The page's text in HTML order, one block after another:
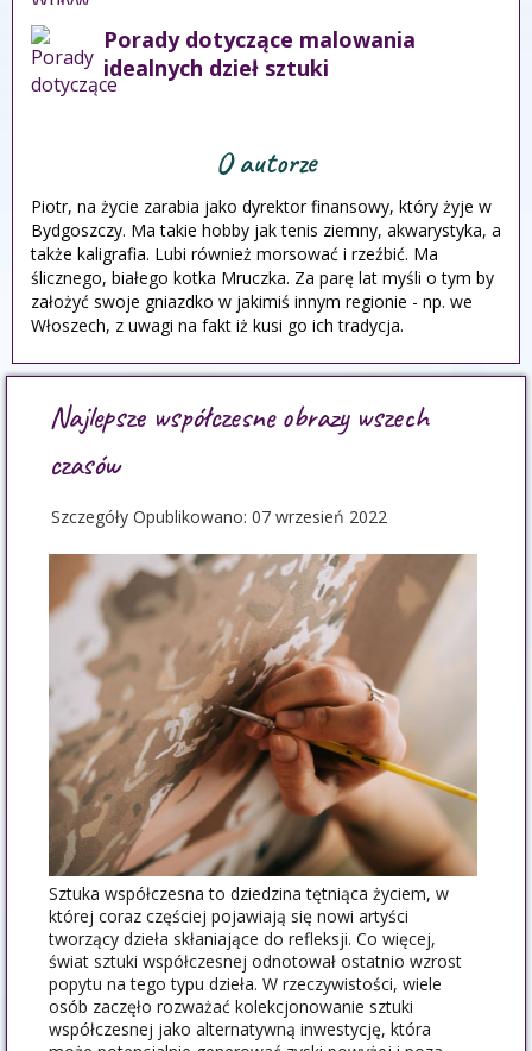
Porady dotyczące malowania
idealnych dzieł sztuki
O autorze
Piotr, na życie zarabia jako dyrektor finansowy, który żyje w
Bydgoszczy. Ma takie hobby jak tenis ziemny, akwarystyka, a
także kaligrafia. Lubi również morsować i rzeźbić. Ma
ślicznego, białego kotka Mruczka. Za parę lat myśli o tym by
założyć swoje gniazdko w jakimiś innym regionie - np. we
Włoszech, z uwagi na fakt iż kusi go ich tradycja.
Najlepsze współczesne obrazy wszech
czasów
Szczegóły Opublikowano: 07 wrzesień 2022
Sztuka współczesna to dziedzina tętniąca życiem, w
której coraz częściej pojawiają się nowi artyści
tworzący dzieła skłaniające do refleksji. Co więcej,
świat sztuki współczesnej odnotował ostatnio wzrost
popytu na tego typu dzieła. W rzeczywistości, wiele
osób zaczęło rozważać kolekcjonowanie sztuki
współczesnej jako alternatywną inwestycję, która